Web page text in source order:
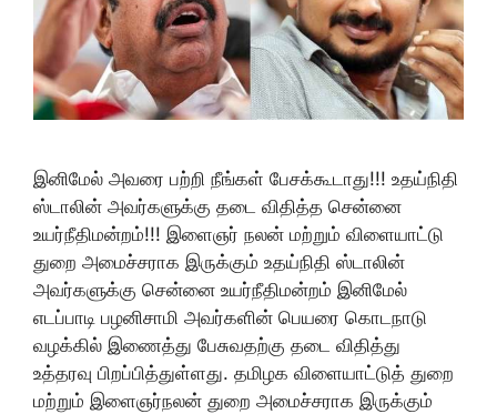
இனிமேல் அவரை பற்றி நீங்கள் பேசக்கூடாது!!! உதய்நிதி
ஸ்டாலின் அவர்களுக்கு தடை விதித்த சென்னை
உயர்நீதிமன்றம்!!! இளைஞர் நலன் மற்றும் விளையாட்டு
துறை அமைச்சராக இருக்கும் உதய்நிதி ஸ்டாலின்
அவர்களுக்கு சென்னை உயர்நீதிமன்றம் இனிமேல்
எடப்பாடி பழனிசாமி அவர்களின் பெயரை கொடநாடு
வழக்கில் இணைத்து பேசுவதற்கு தடை விதித்து
உத்தரவு பிறப்பித்துள்ளது. தமிழக விளையாட்டுத் துறை
மற்றும் இளைஞர்நலன் துறை அமைச்சராக இருக்கும்